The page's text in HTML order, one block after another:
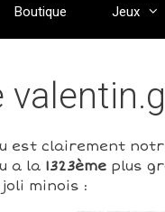
Boutique Jeux
est clairement
a la 1323èmeplus
minois :